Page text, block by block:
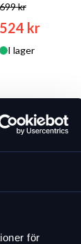
för
kr
524 kr
I lager